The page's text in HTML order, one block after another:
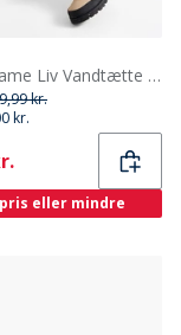
Woden Dame Liv Vandtætte Gummistøvler 852 Coffee Cream
kr.
kr.
eller mindre